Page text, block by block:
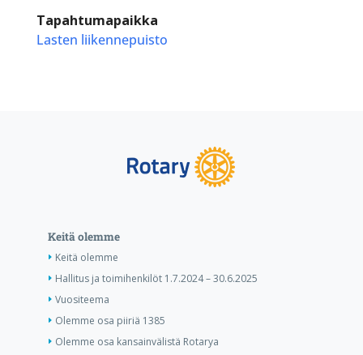
Tapahtumapaikka
Lasten liikennepuisto
Keitä olemme
Keitä olemme
Hallitus ja toimihenkilöt 1.7.2024 – 30.6.2025
Vuositeema
Olemme osa piiriä 1385
Olemme osa kansainvälistä Rotarya